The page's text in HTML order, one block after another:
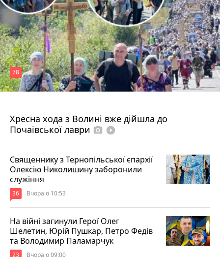
Хресна хода з Волині вже дійшла до
Почаївської лаври photo_camera play_circle_filled
78
Священнику з Тернопільської єпархії
Олексію Николишину заборонили
служіння
36 Вчора о 10:53
На війні загинули Герої Олег
Шелетин, Юрій Пушкар, Петро Федів
та Володимир Паламарчук
23 Вчора о 09:00